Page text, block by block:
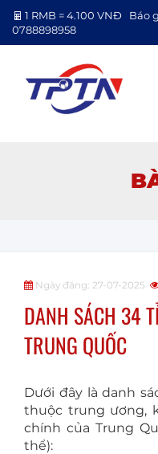
1 RMB = 4.100 VNĐ Báo
0788898958
Ngày đăng: 27-07-2025
DANH SÁCH 34
TRUNG QUỐC
Dưới đây là danh
thuộc trung ương,
chính của Trung
thể):